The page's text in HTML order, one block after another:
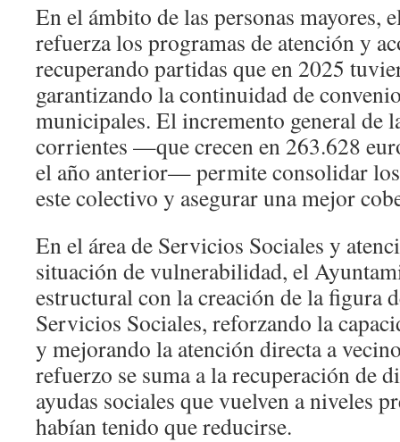
En el ámbito de las personas mayores,
refuerza los programas de atención y
recuperando partidas que en 2025
garantizando la continuidad de
municipales. El incremento general de
corrientes —que crecen en 263.628
el año anterior— permite consolidar los
este colectivo y asegurar una mejor
En el área de Servicios Sociales y
situación de vulnerabilidad, el
estructural con la creación de la figura
Servicios Sociales, reforzando la
y mejorando la atención directa a
refuerzo se suma a la recuperación de
ayudas sociales que vuelven a niveles
habían tenido que reducirse.